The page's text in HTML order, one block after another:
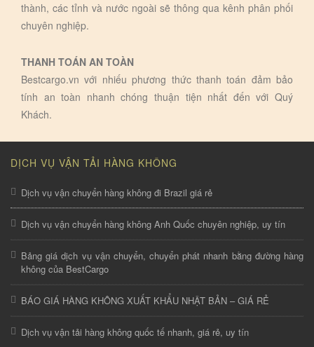
thành, các tỉnh và nước ngoài sẽ thông qua kênh phân phối
chuyên nghiệp.
THANH TOÁN AN TOÀN
Bestcargo.vn với nhiếu phương thức thanh toán đảm bảo
tính an toàn nhanh chóng thuận tiện nhất đến với Quý
Khách.
DỊCH VỤ VẬN TẢI HÀNG KHÔNG
Dịch vụ vận chuyển hàng không đi Brazil giá rẻ
Dịch vụ vận chuyển hàng không Anh Quốc chuyên nghiệp, uy tín
Bảng giá dịch vụ vận chuyển, chuyển phát nhanh bằng đường hàng
không của BestCargo
BÁO GIÁ HÀNG KHÔNG XUẤT KHẨU NHẬT BẢN – GIÁ RẺ
Dịch vụ vận tải hàng không quốc tế nhanh, giá rẻ, uy tín